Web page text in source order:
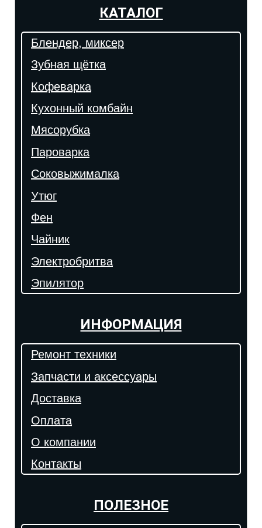
КАТАЛОГ
Блендер, миксер
Зубная щётка
Кофеварка
Кухонный комбайн
Мясорубка
Пароварка
Соковыжималка
Утюг
Фен
Чайник
Электробритва
Эпилятор
ИНФОРМАЦИЯ
Ремонт техники
Запчасти и аксессуары
Доставка
Оплата
О компании
Контакты
ПОЛЕЗНОЕ